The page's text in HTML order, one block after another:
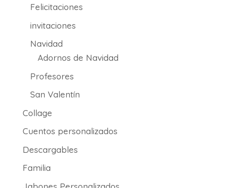
Felicitaciones
invitaciones
Navidad
Adornos de Navidad
Profesores
San Valentín
Collage
Cuentos personalizados
Descargables
Familia